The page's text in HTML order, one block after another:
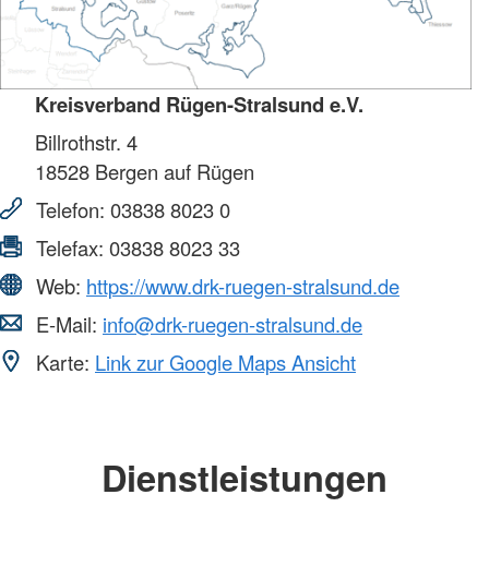
Kreisverband Rügen-Stralsund e.V.
Billrothstr. 4
18528 Bergen auf Rügen
Telefon: 03838 8023 0
Telefax: 03838 8023 33
Web: https://www.drk-ruegen-stralsund.de
E-Mail: info@drk-ruegen-stralsund.de
Karte: Link zur Google Maps Ansicht
Dienstleistungen